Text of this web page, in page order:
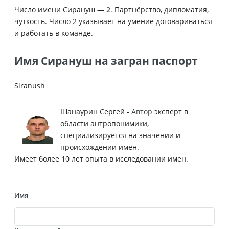
Число имени Сирануш — 2. Партнёрство, дипломатия,
чуткость. Число 2 указывает на умение договариваться
и работать в команде.
Имя Сирануш на загран паспорт
Siranush
Шанаурин Сергей - Автор эксперт в
области антропонимики,
специализируется на значении и
происхождении имен.
Имеет более 10 лет опыта в исследовании имен.
Имя